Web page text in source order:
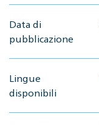
Data di
pubblicazione
Lingue
disponibili